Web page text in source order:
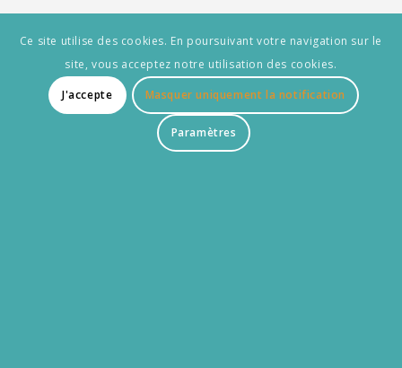
Retrouvez les Rétais sur
les réseaux
Ce site utilise des cookies. En poursuivant votre navigation sur le
site, vous acceptez notre utilisation des cookies.
J'accepte Masquer uniquement la notification
Paramètres